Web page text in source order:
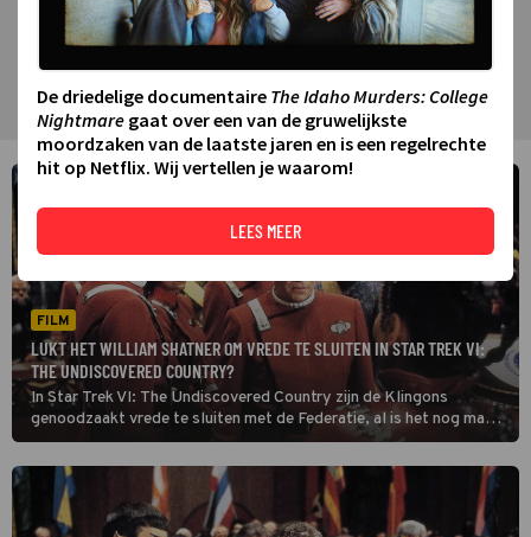
FILM
LUKT HET WILLIAM SHATNER OM VREDE TE SLUITEN IN STAR TREK VI:
THE UNDISCOVERED COUNTRY?
In Star Trek VI: The Undiscovered Country zijn de Klingons
genoodzaakt vrede te sluiten met de Federatie, al is het nog maar
de vraag of dat mogelijk is.
De driedelige documentaire The Idaho Murders: College
Nightmare gaat over een van de gruwelijkste
moordzaken van de laatste jaren en is een regelrechte
hit op Netflix. Wij vertellen je waarom!
LEES MEER